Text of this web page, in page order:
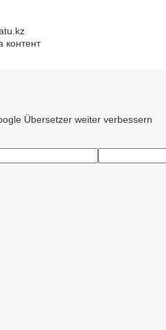
контент
Übersetzer weiter verbessern